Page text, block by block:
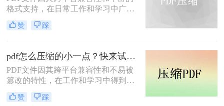
PDF文件压缩到500K以下的方法。
格式支持，在日常工作和学习中广泛
应用。然而，有时我们需要将PDF文
件压缩到最小，以便更高效地存储和
呢？本文将介绍三种实用的PDF压缩
方法。
赞 踩
pdf怎么压缩的小一点？快来试试这4种压缩方法！
PDF文件因其跨平台兼容性和不易被
篡改的特性，在工作和学习中得到了
广泛应用。然而，PDF文件有时体积
过大，不便于存储和传输。那么pdf怎
赞 踩